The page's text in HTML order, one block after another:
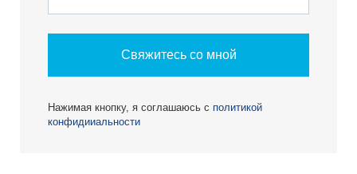
Свяжитесь со мной
Нажимая кнопку, я соглашаюсь с политикой
конфидииальности